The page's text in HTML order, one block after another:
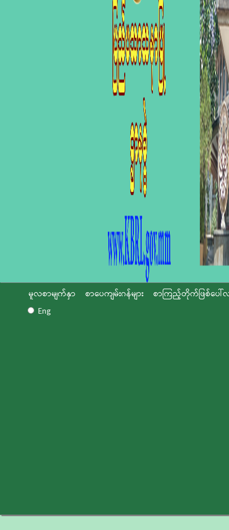
မူလစာမျက်နှာ စာပေကျမ်းဂန်များ
စာကြည့်တိုက်ဖြစ်ပေါ်
Eng